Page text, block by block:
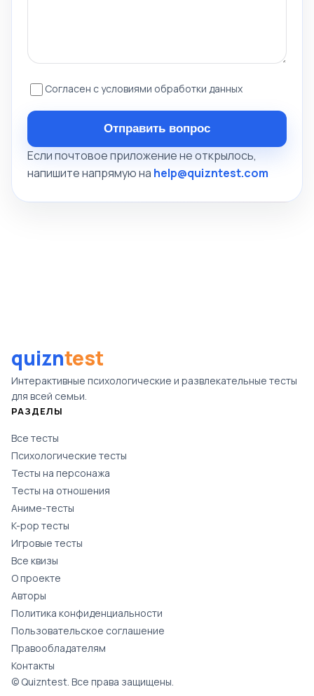
Согласен с условиями обработки данных
Отправить вопрос
Если почтовое приложение не открылось,
напишите напрямую на help@quizntest.com
quizntest
Интерактивные психологические и развлекательные тесты
для всей семьи.
РАЗДЕЛЫ
Все тесты
Психологические тесты
Тесты на персонажа
Тесты на отношения
Аниме-тесты
K-pop тесты
Игровые тесты
Все квизы
О проекте
Авторы
Политика конфиденциальности
Пользовательское соглашение
Правообладателям
Контакты
© Quizntest. Все права защищены.